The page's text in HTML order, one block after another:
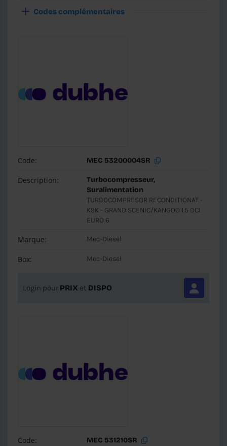
Codes complémentaires
Code: MEC 53200004SR
Description:
Turbocompresseur,
Suralimentation
TURBOCOMPRESOR RECONDITIONAT -
K9K - GRAND SCENIC/KANGOO 1.5 DCI
EURO 6
Marque: Mec-Diesel
Box: Mec-Diesel
Login pour PRIX et DISPO
Code: MEC 531210SR